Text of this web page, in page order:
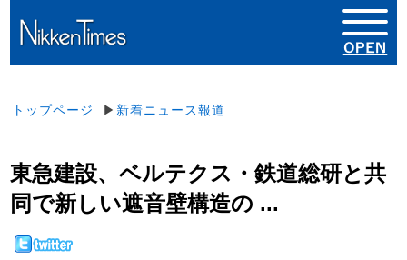
トップページ ▶ 新着ニュース報道
東急建設、ベルテクス・鉄道総研と共
同で新しい遮音壁構造の ...